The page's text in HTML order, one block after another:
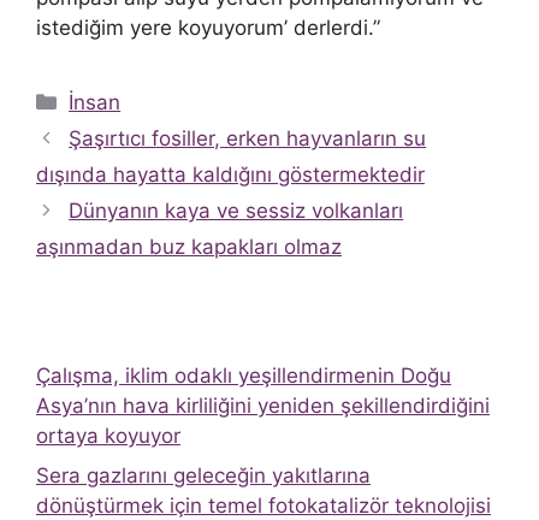
istediğim yere koyuyorum’ derlerdi.”
Kategoriler
İnsan
Şaşırtıcı fosiller, erken hayvanların su
dışında hayatta kaldığını göstermektedir
Dünyanın kaya ve sessiz volkanları
aşınmadan buz kapakları olmaz
Çalışma, iklim odaklı yeşillendirmenin Doğu
Asya’nın hava kirliliğini yeniden şekillendirdiğini
ortaya koyuyor
Sera gazlarını geleceğin yakıtlarına
dönüştürmek için temel fotokatalizör teknolojisi